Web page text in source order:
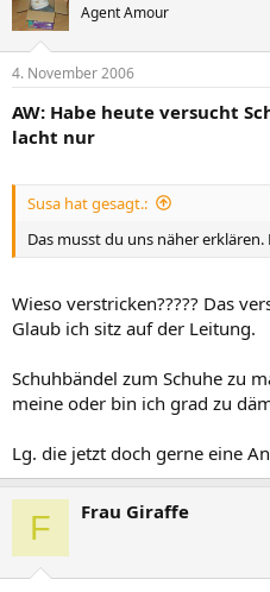
Agent Amour
4. November 2006
AW: Habe heute versucht
lacht nur
Susa hat gesagt.:
Das musst du uns näher
Wieso verstricken????? Das
Glaub ich sitz auf der Leitung.
Schuhbändel zum Schuhe zu
meine oder bin ich grad zu
Lg. die jetzt doch gerne eine
F Frau Giraffe